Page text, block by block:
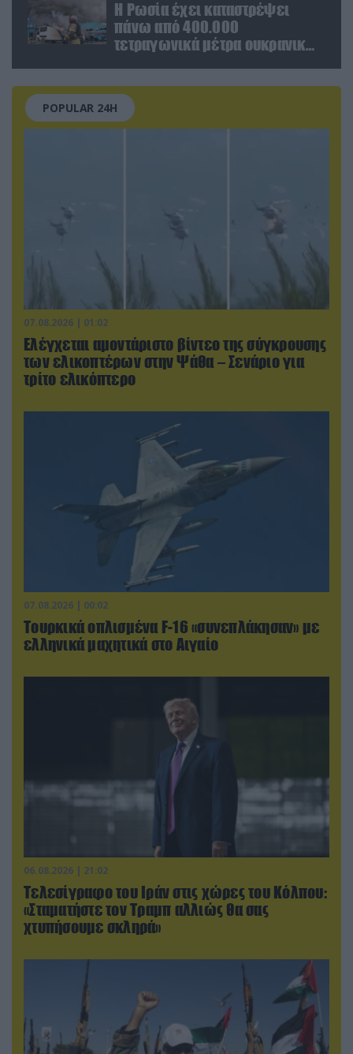
Η Ρωσία έχει καταστρέψει
πάνω από 400.000
τετραγωνικά μέτρα ουκρανικών
POPULAR 24H
07.08.2026 | 01:02
Ελέγχεται αμοντάριστο βίντεο της σύγκρουσης
των ελικοπτέρων στην Ψάθα – Σενάριο για
τρίτο ελικόπτερο
07.08.2026 | 00:02
Τουρκικά οπλισμένα F-16 «συνεπλάκησαν» με
ελληνικά μαχητικά στο Αιγαίο
06.08.2026 | 21:02
Τελεσίγραφο του Ιράν στις χώρες του Κόλπου:
«Σταματήστε τον Τραμπ αλλιώς θα σας
χτυπήσουμε σκληρά»